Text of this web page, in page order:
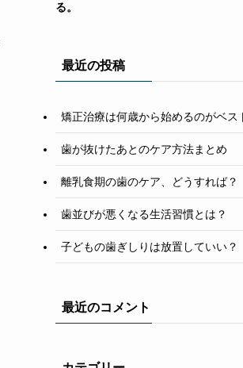
る。
最近の投稿
矯正治療は何歳から始めるのがベス
歯が抜けたあとのケア方法まとめ
離乳食期の歯のケア、どうすれば？
歯並びが悪くなる生活習慣とは？
子どもの歯ぎしりは放置していい？
最近のコメント